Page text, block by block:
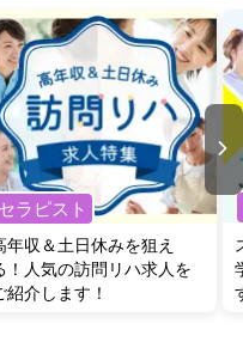
セラピスト
年収＆土日休みを狙え
！人気の訪問リハ求人を
紹介します！